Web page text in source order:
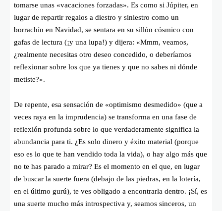
tomarse unas «vacaciones forzadas». Es como si Júpiter, en
lugar de repartir regalos a diestro y siniestro como un
borrachín en Navidad, se sentara en su sillón cósmico con
gafas de lectura (¡y una lupa!) y dijera: «Mmm, veamos,
¿realmente necesitas otro deseo concedido, o deberíamos
reflexionar sobre los que ya tienes y que no sabes ni dónde
metiste?».
De repente, esa sensación de «optimismo desmedido» (que a
veces raya en la imprudencia) se transforma en una fase de
reflexión profunda sobre lo que verdaderamente significa la
abundancia para ti. ¿Es solo dinero y éxito material (porque
eso es lo que te han vendido toda la vida), o hay algo más que
no te has parado a mirar? Es el momento en el que, en lugar
de buscar la suerte fuera (debajo de las piedras, en la lotería,
en el último gurú), te ves obligado a encontrarla dentro. ¡Sí, es
una suerte mucho más introspectiva y, seamos sinceros, un